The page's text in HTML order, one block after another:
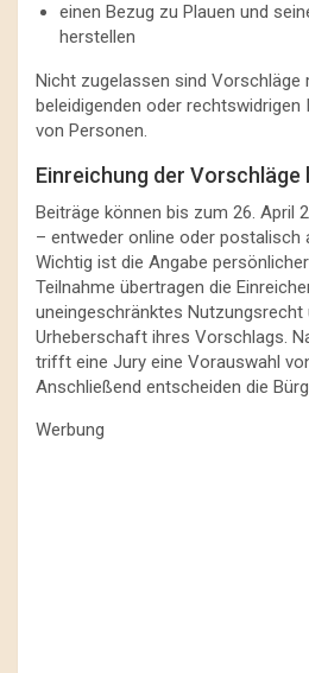
einen Bezug zu Plauen und
herstellen
Nicht zugelassen sind Vorschläge
beleidigenden oder rechtswidrigen
von Personen.
Einreichung der Vorschläge
Beiträge können bis zum 26. April
– entweder online oder postalisch
Wichtig ist die Angabe
Teilnahme übertragen die
uneingeschränktes Nutzungsrecht
Urheberschaft ihres Vorschlags.
trifft eine Jury eine Vorauswahl
Anschließend entscheiden die
Werbung